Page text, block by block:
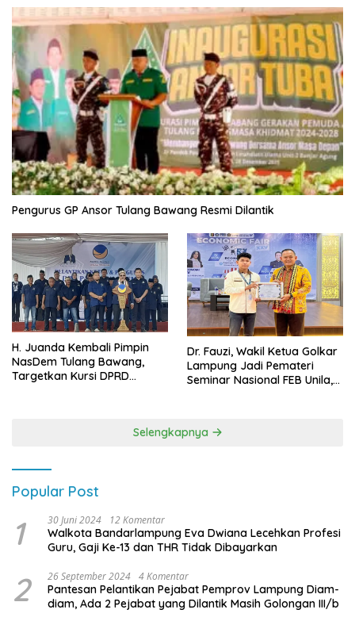
Pengurus GP Ansor Tulang Bawang Resmi Dilantik
H. Juanda Kembali Pimpin
NasDem Tulang Bawang,
Targetkan Kursi DPRD
Dr. Fauzi, Wakil Ketua Golkar
Lampung Jadi Pemateri
Seminar Nasional FEB Unila,
Selengkapnya
Popular Post
1 30 Juni 2024 12 Komentar
Walkota Bandarlampung Eva Dwiana Lecehkan Profesi
Guru, Gaji Ke-13 dan THR Tidak Dibayarkan
2 26 September 2024 4 Komentar
Pantesan Pelantikan Pejabat Pemprov Lampung Diam-
diam, Ada 2 Pejabat yang Dilantik Masih Golongan III/b